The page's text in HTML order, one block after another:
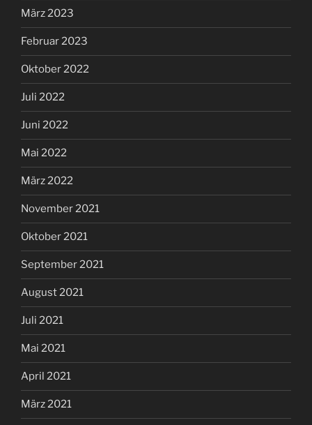
März 2023
Februar 2023
Oktober 2022
Juli 2022
Juni 2022
Mai 2022
März 2022
November 2021
Oktober 2021
September 2021
August 2021
Juli 2021
Mai 2021
April 2021
März 2021